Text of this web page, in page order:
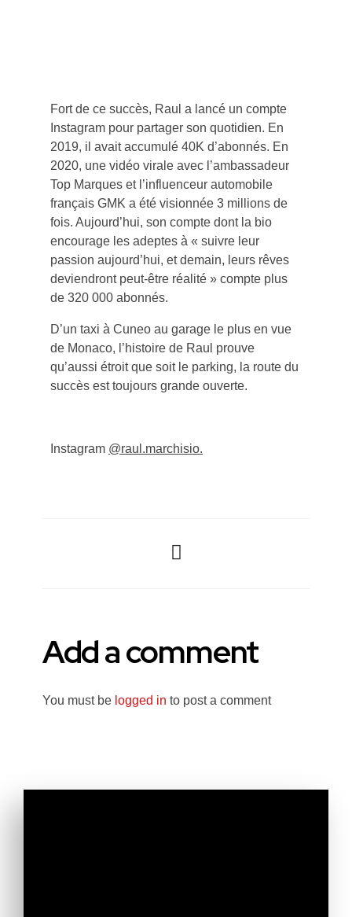
Fort de ce succès, Raul a lancé un compte
Instagram pour partager son quotidien. En
2019, il avait accumulé 40K d’abonnés. En
2020, une vidéo virale avec l’ambassadeur
Top Marques et l’influenceur automobile
français GMK a été visionnée 3 millions de
fois. Aujourd’hui, son compte dont la bio
encourage les adeptes à « suivre leur
passion aujourd’hui, et demain, leurs rêves
deviendront peut-être réalité » compte plus
de 320 000 abonnés.
D’un taxi à Cuneo au garage le plus en vue
de Monaco, l’histoire de Raul prouve
qu’aussi étroit que soit le parking, la route du
succès est toujours grande ouverte.
Instagram @raul.marchisio.
Add a comment
You must be logged in to post a comment